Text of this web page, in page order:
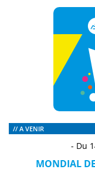
// A VENIR
- Du
MONDIAL